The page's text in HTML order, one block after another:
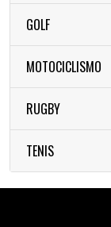
GOLF
MOTOCICLISMO
RUGBY
TENIS